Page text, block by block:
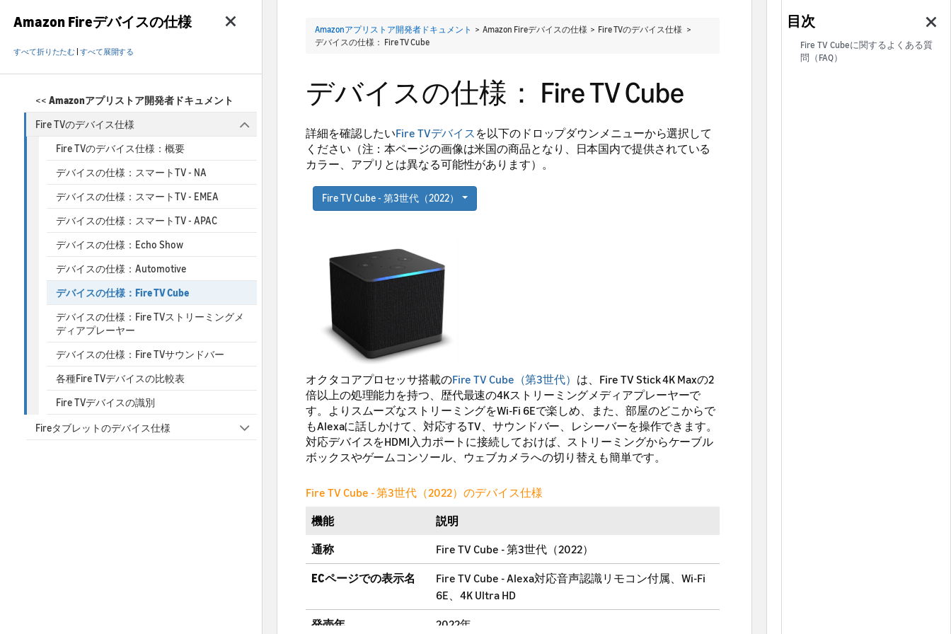
Amazon Fireデバイスの仕様
すべて折りたたむ すべて展開する
<< Amazonアプリストア開発者ドキュメント
Fire TVのデバイス仕様
Fire TVのデバイス仕様：概要
デバイスの仕様：スマートTV - NA
デバイスの仕様：スマートTV - EMEA
デバイスの仕様：スマートTV - APAC
デバイスの仕様：Echo Show
デバイスの仕様：Automotive
デバイスの仕様：Fire TV Cube
デバイスの仕様：Fire TVストリーミングメ
ディアプレーヤー
デバイスの仕様：Fire TVサウンドバー
各種Fire TVデバイスの比較表
Fire TVデバイスの識別
Fireタブレットのデバイス仕様
Amazonアプリストア開発者ドキュメント > Amazon Fireデバイスの仕様 > Fire TVのデバイス仕様 >
デバイスの仕様： Fire TV Cube
デバイスの仕様： Fire TV Cube
詳細を確認したいFire TVデバイス を以下のドロップダウンメニューから選択して
ください（注：本ページの画像は米国の商品となり、日本国内で提供されている
カラー、アプリとは異なる可能性があります）。
Fire TV Cube - 第3世代（2022）
オクタコアプロセッサ搭載のFire TV Cube（第3世代） は、Fire TV Stick 4K Maxの2
倍以上の処理能力を持つ、歴代最速の4Kストリーミングメディアプレーヤーで
す。よりスムーズなストリーミングをWi-Fi 6Eで楽しめ、また、部屋のどこからで
もAlexaに話しかけて、対応するTV、サウンドバー、レシーバーを操作できます。
対応デバイスをHDMI入力ポートに接続しておけば、ストリーミングからケーブル
ボックスやゲームコンソール、ウェブカメラへの切り替えも簡単です。
Fire TV Cube - 第3世代（2022）のデバイス仕様
機能
説明
通称
Fire TV Cube - 第3世代（2022）
ECページでの表示名
Fire TV Cube - Alexa対応音声認識リモコン付属、Wi-Fi
6E、4K Ultra HD
発売年 2022年
Fire TV Cubeに関するよくある質
問（FAQ）